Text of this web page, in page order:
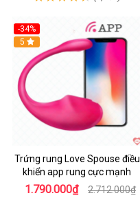
-34%
5
Trứng rung Love Spouse điều
khiển app rung cực mạnh
1.790.000₫ 2.712.000₫